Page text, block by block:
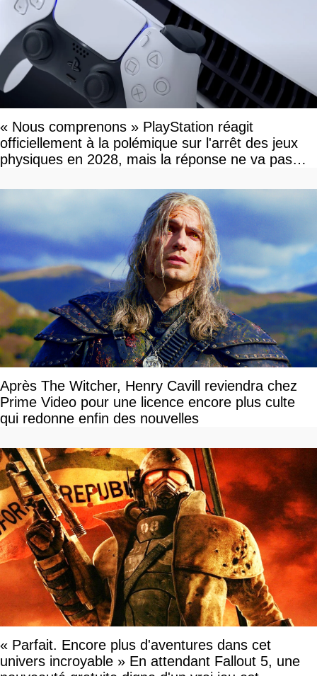
« Nous comprenons » PlayStation réagit
officiellement à la polémique sur l'arrêt des jeux
physiques en 2028, mais la réponse ne va pas
Après The Witcher, Henry Cavill reviendra chez
Prime Video pour une licence encore plus culte
qui redonne enfin des nouvelles
« Parfait. Encore plus d'aventures dans cet
univers incroyable » En attendant Fallout 5, une